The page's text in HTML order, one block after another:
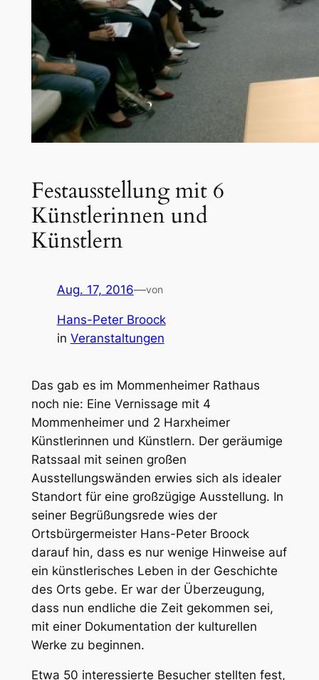
Festausstellung mit 6
Künstlerinnen und
Künstlern
Aug. 17, 2016—von
Hans-Peter Broock
in Veranstaltungen
Das gab es im Mommenheimer Rathaus
noch nie: Eine Vernissage mit 4
Mommenheimer und 2 Harxheimer
Künstlerinnen und Künstlern. Der geräumige
Ratssaal mit seinen großen
Ausstellungswänden erwies sich als idealer
Standort für eine großzügige Ausstellung. In
seiner Begrüßungsrede wies der
Ortsbürgermeister Hans-Peter Broock
darauf hin, dass es nur wenige Hinweise auf
ein künstlerisches Leben in der Geschichte
des Orts gebe. Er war der Überzeugung,
dass nun endliche die Zeit gekommen sei,
mit einer Dokumentation der kulturellen
Werke zu beginnen.
Etwa 50 interessierte Besucher stellten fest,